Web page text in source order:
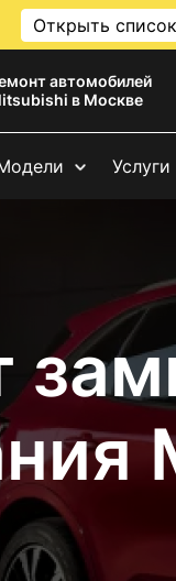
Открыть список
автомобилей
в Москве
Услуги